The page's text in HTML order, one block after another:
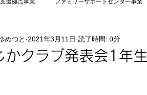
援拠点事業 ファミリーサポートセンター事業
かクラブ発表会1年生
めつと 2021年3月11日 読了時間: 0分